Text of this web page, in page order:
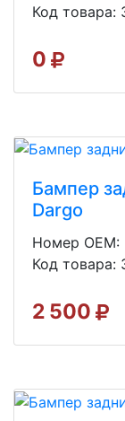
Код товара:
0
Бампер
Dargo
Номер OEM:
Код товара:
2 500